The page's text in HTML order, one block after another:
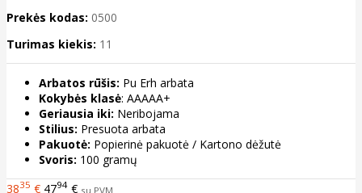
Prekės kodas: 0500
Turimas kiekis: 11
Arbatos rūšis: Pu Erh arbata
Kokybės klasė: AAAAA+
Geriausia iki: Neribojama
Stilius: Presuota arbata
Pakuotė: Popierinė pakuotė / Kartono dėžutė
Svoris: 100 gramų
3835 € 4794 € su PVM